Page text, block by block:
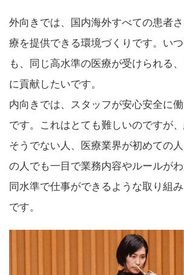
外向きでは、国内海外すべての患者
療を提供できる環境づくりです。い
も、同じ高水準の医療が受けられる
に貢献したいです。
内向きでは、スタッフが安心安全に
です。これはとても難しいのですが、
そうでない人、医療業界が初めての
の人でも一目で業務内容やルールが
同水準で仕事ができるような取り組
です。